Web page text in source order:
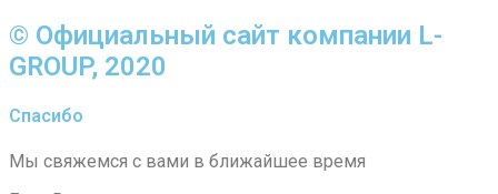
© Официальный сайт компании L-
GROUP, 2020
Спасибо
Мы свяжемся с вами в ближайшее время